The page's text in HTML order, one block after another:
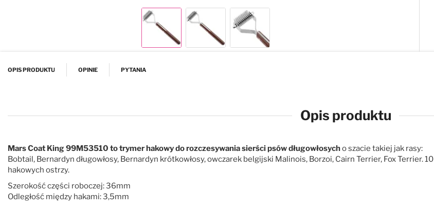
OPIS PRODUKTU OPINIE PYTANIA
Opis produktu
Mars Coat King 99M53510 to trymer hakowy do rozczesywania sierści psów długowłosycho szacie takiej jak rasy:
Bobtail, Bernardyn długowłosy, Bernardyn krótkowłosy, owczarek belgijski Malinois, Borzoi, Cairn Terrier, Fox Terrier. 10
hakowych ostrzy.
Szerokość części roboczej: 36mm
Odległość między hakami: 3,5mm